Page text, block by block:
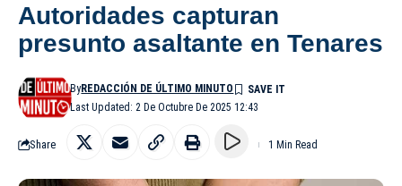
Autoridades capturan
presunto asaltante en Tenares
Last Updated: 2 De Octubre De 2025 12:43
ByREDACCIÓN DE ÚLTIMO MINUTO
Share 1 Min Read